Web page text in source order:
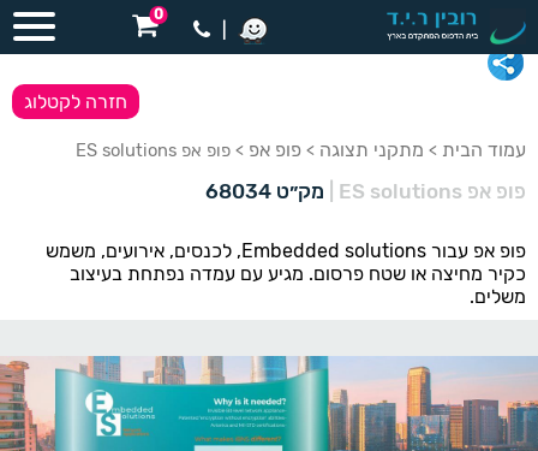
0
עמוד הבית > מתקני תצוגה > פופ אפ > פופ אפ ES solutions
פופ אפ ES solutions מק״ט 68034
חזרה לקטלוג
פופ אפ עבור Embedded solutions, לכנסים, אירועים, משמש
כקיר מחיצה או שטח פרסום. מגיע עם עמדה נפתחת בעיצוב
משלים.